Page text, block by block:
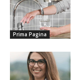
Prima Pagina